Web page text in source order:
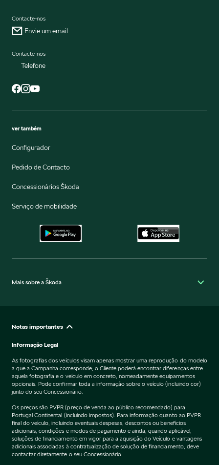
Contacte-nos
Envie um email
Contacte-nos
Telefone
ver também
Configurador
Pedido de Contacto
Concessionários Škoda
Serviço de mobilidade
Mais sobre a Škoda
Notas importantes
Informação Legal
As fotografias dos veículos visam apenas mostrar uma reprodução do modelo
a que a Campanha corresponde; o Cliente poderá encontrar diferenças entre
aquela fotografia e o veículo em concreto, nomeadamente equipamentos
opcionais. Pode confirmar toda a informação sobre o veículo (incluindo cor)
junto do seu Concessionário.
Os preços são PVPR (preço de venda ao público recomendado) para
Portugal Continental (incluindo impostos). Para informação quanto ao PVPR
final do veículo, incluindo eventuais despesas, descontos ou benefícios
adicionais, condições e modos de pagamento e ainda, quando aplicável,
soluções de financiamento em vigor para a aquisição do Veículo e vantagens
adicionais associadas à contratualização de solução de financiamento, deve
contactar diretamente o seu Concessionário.